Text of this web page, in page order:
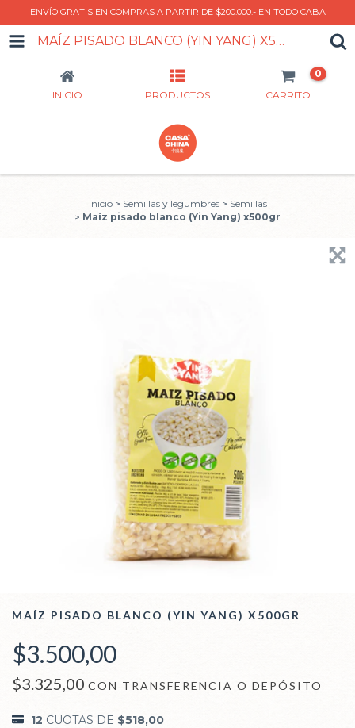
ENVÍO GRATIS EN COMPRAS A PARTIR DE $200.000.- EN TODO CABA
MAÍZ PISADO BLANCO (YIN YANG) X500GR
INICIO PRODUCTOS CARRITO
0
Inicio > Semillas y legumbres > Semillas
> Maíz pisado blanco (Yin Yang) x500gr
MAÍZ PISADO BLANCO (YIN YANG) X500GR
$3.500,00
$3.325,00 CON TRANSFERENCIA O DEPÓSITO
12 CUOTAS DE $518,00